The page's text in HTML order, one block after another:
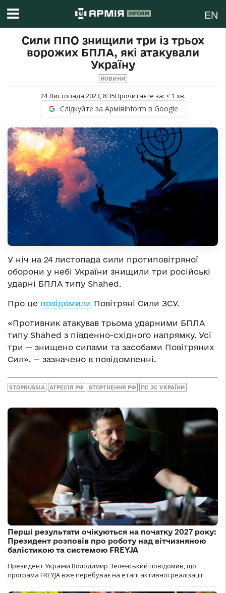
EN
Сили ППО знищили три із трьох
ворожих БПЛА, які атакували
Україну
НОВИНИ
24 Листопада 2023, 8:35Прочитаєте за: < 1 хв.
Слідкуйте за АрміяInform в Google
У ніч на 24 листопада сили протиповітряної
оборони у небі України знищили три російські
ударні БПЛА типу Shahed.
Про це повідомили Повітряні Сили ЗСУ.
«Противник атакував трьома ударними БПЛА
типу Shahed з південно-східного напрямку. Усі
три — знищено силами та засобами Повітряних
Сил», — зазначено в повідомленні.
STOPRUSSIA АГРЕСІЯ РФ ВТОРГНЕННЯ РФ ПС ЗС УКРАЇНИ
Перші результати очікуються на початку 2027 року:
Президент розповів про роботу над вітчизняною
балістикою та системою FREYJA
Президент України Володимир Зеленський повідомив, що
програма FREYJA вже перебуває на етапі активної реалізації.